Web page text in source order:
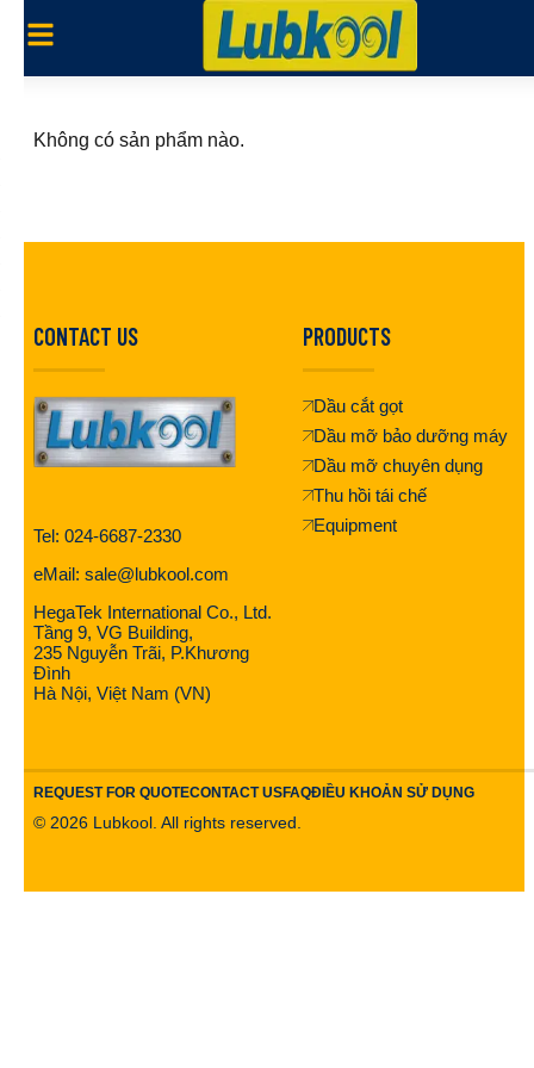
Không có sản phẩm nào.
CONTACT US
Tel: 024-6687-2330
eMail: sale@lubkool.com
HegaTek International Co., Ltd.
Tầng 9, VG Building,
235 Nguyễn Trãi, P.Khương
Đình
Hà Nội, Việt Nam (VN)
PRODUCTS
Dầu cắt gọt
Dầu mỡ bảo dưỡng máy
Dầu mỡ chuyên dụng
Thu hồi tái chế
Equipment
REQUEST FOR QUOTECONTACT USFAQĐIỀU KHOẢN SỬ DỤNG
© 2026 Lubkool. All rights reserved.